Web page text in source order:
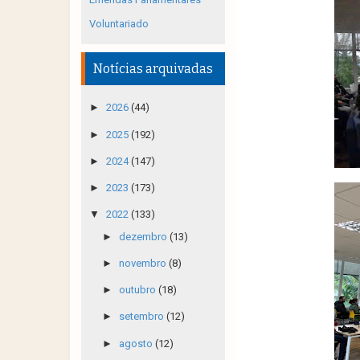
Voluntariado
Notícias arquivadas
► 2026 (44)
► 2025 (192)
► 2024(147)
► 2023 (173)
▼ 2022 (133)
► dezembro (13)
► novembro (8)
► outubro (18)
► setembro (12)
► agosto (12)